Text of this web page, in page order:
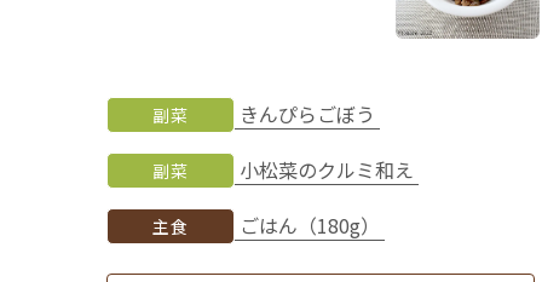
副菜 きんぴらごぼう
副菜 小松菜のクルミ和え
主食 ごはん（180g）